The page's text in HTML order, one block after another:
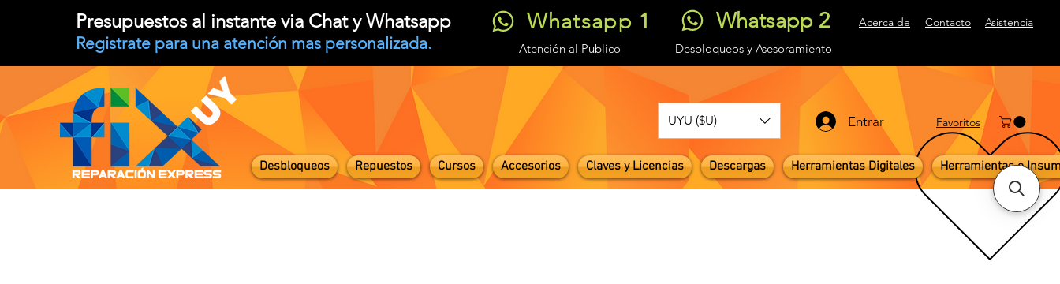
Presupuestos al instante via Chat y Whatsapp
Registrate para una atención mas personalizada.
Whatsapp 1 Whatsapp 2 Acerca de Contacto Asistencia
Atención al Publico Desbloqueos y Asesoramiento
UYU ($U) Entrar Favoritos
Desbloqueos Repuestos Cursos Accesorios Claves y Licencias Descargas Herramientas Digitales Herramientas e